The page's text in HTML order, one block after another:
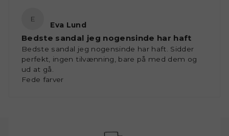
E
Eva Lund
Bedste sandal jeg nogensinde har haft
Bedste sandal jeg nogensinde har haft. Sidder
perfekt, ingen tilvænning, bare på med dem og
ud at gå.
Fede farver